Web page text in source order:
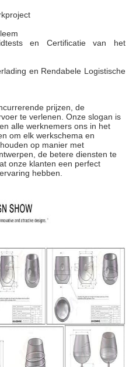
en Certificatie van het
en Rendabele Logistische
prijzen, de
te verlenen. Onze slogan is
alle werknemers ons in het
om elk werkschema en
op manier met
de betere diensten te
onze klanten een perfect
hebben.